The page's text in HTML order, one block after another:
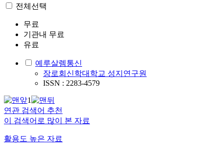
전체선택
무료
기관내 무료
유료
예루살렘통신
장로회신학대학교 성지연구원
ISSN : 2283-4579
1
연관 검색어 추천
이 검색어로 많이 본 자료
활용도 높은 자료